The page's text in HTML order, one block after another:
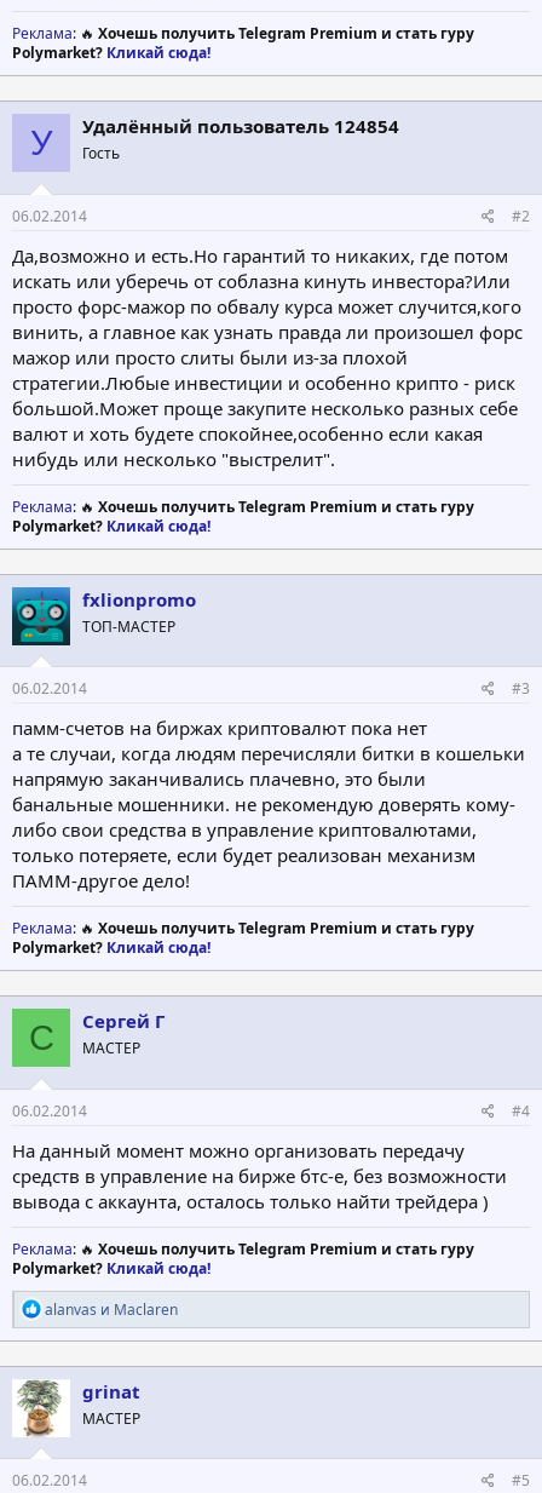
Реклама: 🔥 Хочешь получить Telegram Premium и стать гуру
Polymarket? Кликай сюда!
У Удалённый пользователь 124854
Гость
06.02.2014 #2
Да,возможно и есть.Но гарантий то никаких, где потом
искать или уберечь от соблазна кинуть инвестора?Или
просто форс-мажор по обвалу курса может случится,кого
винить, а главное как узнать правда ли произошел форс
мажор или просто слиты были из-за плохой
стратегии.Любые инвестиции и особенно крипто - риск
большой.Может проще закупите несколько разных себе
валют и хоть будете спокойнее,особенно если какая
нибудь или несколько "выстрелит".
Реклама: 🔥 Хочешь получить Telegram Premium и стать гуру
Polymarket? Кликай сюда!
fxlionpromo
ТОП-МАСТЕР
06.02.2014 #3
памм-счетов на биржах криптовалют пока нет
а те случаи, когда людям перечисляли битки в кошельки
напрямую заканчивались плачевно, это были
банальные мошенники. не рекомендую доверять кому-
либо свои средства в управление криптовалютами,
только потеряете, если будет реализован механизм
ПАММ-другое дело!
Реклама: 🔥 Хочешь получить Telegram Premium и стать гуру
Polymarket? Кликай сюда!
С Сергей Г
МАСТЕР
06.02.2014 #4
На данный момент можно организовать передачу
средств в управление на бирже бтс-е, без возможности
вывода с аккаунта, осталось только найти трейдера )
Реклама: 🔥 Хочешь получить Telegram Premium и стать гуру
Polymarket? Кликай сюда!
Р
е
а
к
ц
и
и
:
alanvas и Maclaren
grinat
МАСТЕР
06.02.2014 #5